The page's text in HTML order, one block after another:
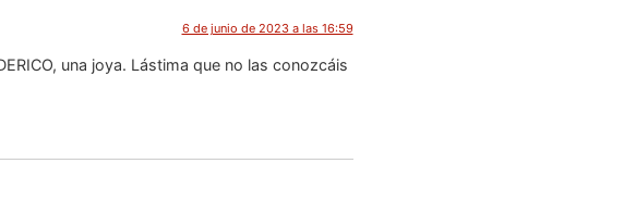
6 de junio de 2023 a las 16:59
una joya. Lástima que no las conozcáis